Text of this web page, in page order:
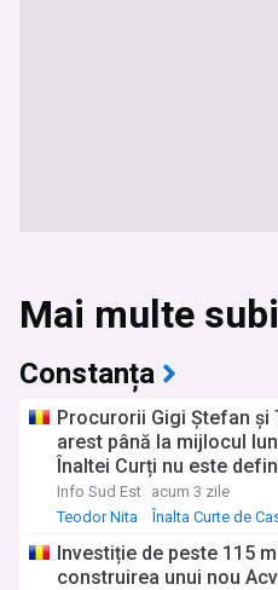
Mai multe
Constanța
Procurorii Gigi Ștefan și
arest până la mijlocul
Înaltei Curți nu este
Info Sud Est acum 3 zile
Teodor Nita
Înalta Curte de
Investiție de peste 115
construirea unui nou